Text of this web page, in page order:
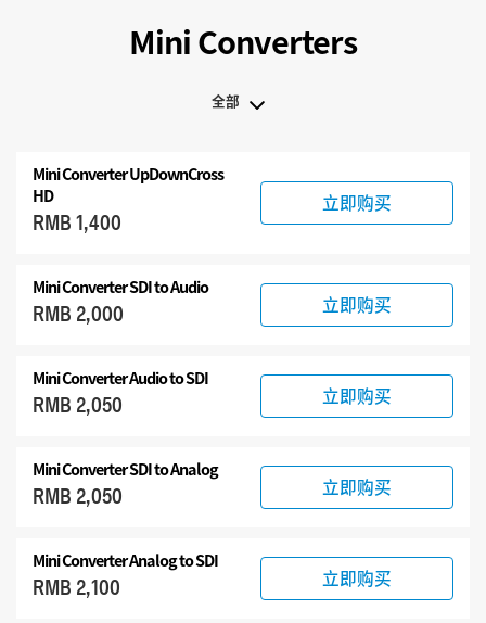
Mini Converters
全部
3G-SDI Mini Converters
6G-SDI Mini Converters
Mini Converter UpDownCross
HD
RMB 1,400
立即购买
Mini ConverterSDI to Audio
RMB 2,000 立即购买
Mini ConverterAudio to SDI
RMB 2,050 立即购买
Mini ConverterSDI to Analog
RMB 2,050 立即购买
Mini ConverterAnalog to SDI
RMB 2,100 立即购买